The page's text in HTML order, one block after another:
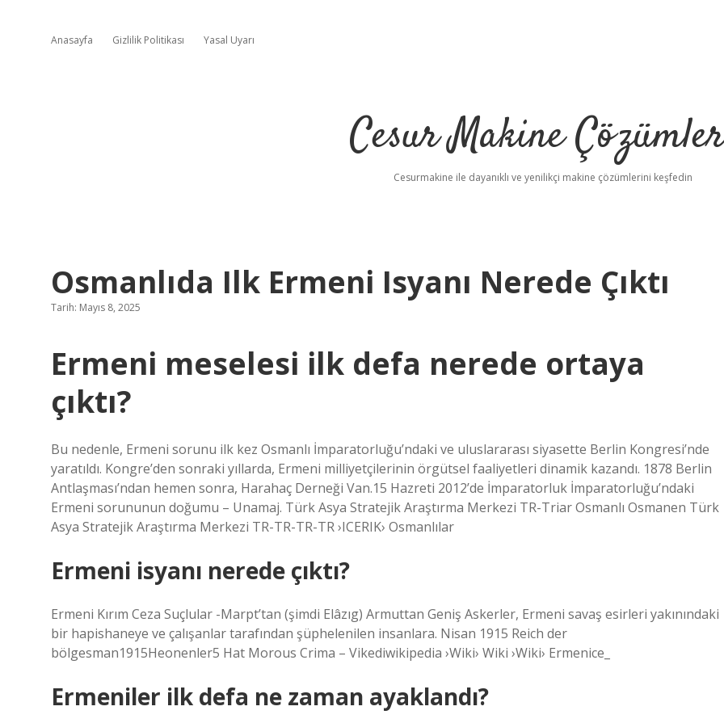
Anasayfa Gizlilik Politikası Yasal Uyarı
Cesur Makine
Cesurmakine ile dayanıklı ve yenilikçi makine çözümlerini keşfedin
Osmanlıda Ilk Ermeni Isyanı Nerede Çıktı
Tarih: Mayıs 8, 2025
Ermeni meselesi ilk defa nerede ortaya
çıktı?
Bu nedenle, Ermeni sorunu ilk kez Osmanlı İmparatorluğu’ndaki ve uluslararası siyasette Berlin Kongresi’nde
yaratıldı. Kongre’den sonraki yıllarda, Ermeni milliyetçilerinin örgütsel faaliyetleri dinamik kazandı. 1878 Berlin
Antlaşması’ndan hemen sonra, Harahaç Derneği Van.15 Hazreti 2012’de İmparatorluk İmparatorluğu’ndaki
Ermeni sorununun doğumu – Unamaj. Türk Asya Stratejik Araştırma Merkezi TR-Triar Osmanlı Osmanen Türk
Asya Stratejik Araştırma Merkezi TR-TR-TR-TR ›ICERIK› Osmanlılar
Ermeni isyanı nerede çıktı?
Ermeni Kırım Ceza Suçlular -Marpt’tan (şimdi Elâzıg) Armuttan Geniş Askerler, Ermeni savaş esirleri yakınındaki
bir hapishaneye ve çalışanlar tarafından şüphelenilen insanlara. Nisan 1915 Reich der
bölgesman1915Heonenler5 Hat Morous Crima – Vikediwikipedia ›Wiki› Wiki ›Wiki› Ermenice_
Ermeniler ilk defa ne zaman ayaklandı?